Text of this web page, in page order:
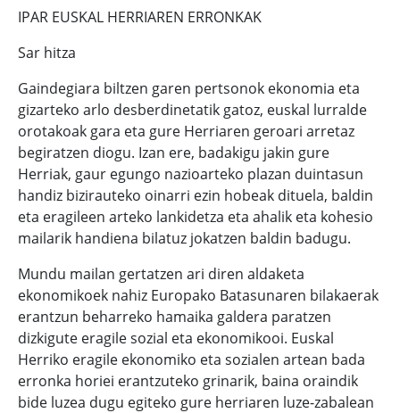
IPAR EUSKAL HERRIAREN ERRONKAK
Sar hitza
Gaindegiara biltzen garen pertsonok ekonomia eta
gizarteko arlo desberdinetatik gatoz, euskal lurralde
orotakoak gara eta gure Herriaren geroari arretaz
begiratzen diogu. Izan ere, badakigu jakin gure
Herriak, gaur egungo nazioarteko plazan duintasun
handiz bizirauteko oinarri ezin hobeak dituela, baldin
eta eragileen arteko lankidetza eta ahalik eta kohesio
mailarik handiena bilatuz jokatzen baldin badugu.
Mundu mailan gertatzen ari diren aldaketa
ekonomikoek nahiz Europako Batasunaren bilakaerak
erantzun beharreko hamaika galdera paratzen
dizkigute eragile sozial eta ekonomikooi. Euskal
Herriko eragile ekonomiko eta sozialen artean bada
erronka horiei erantzuteko grinarik, baina oraindik
bide luzea dugu egiteko gure herriaren luze-zabalean